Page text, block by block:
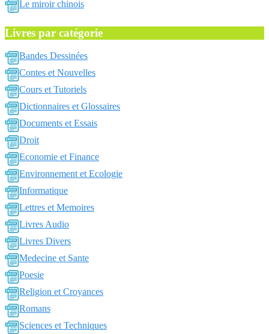
Le miroir chinois
Livres par catégorie
Bandes Dessinées
Contes et Nouvelles
Cours et Tutoriels
Dictionnaires et Glossaires
Documents et Essais
Droit
Economie et Finance
Environnement et Ecologie
Informatique
Lettres et Memoires
Livres Audio
Livres Divers
Medecine et Sante
Poesie
Religion et Croyances
Romans
Sciences et Techniques